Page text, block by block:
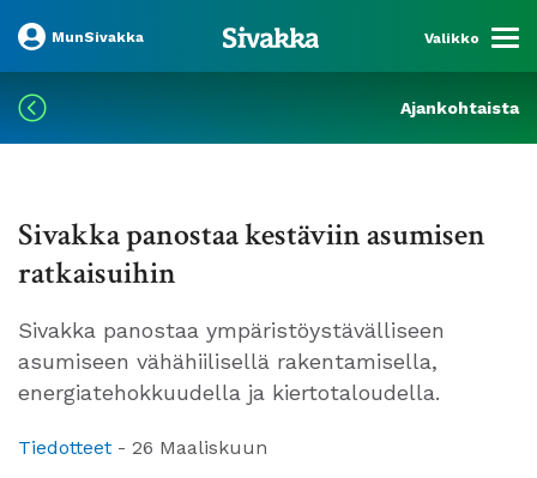
MunSivakka Valikko
Ajankohtaista
Sivakka panostaa kestäviin asumisen
ratkaisuihin
Sivakka panostaa ympäristöystävälliseen
asumiseen vähähiilisellä rakentamisella,
energiatehokkuudella ja kiertotaloudella.
Tiedotteet - 26 Maaliskuun